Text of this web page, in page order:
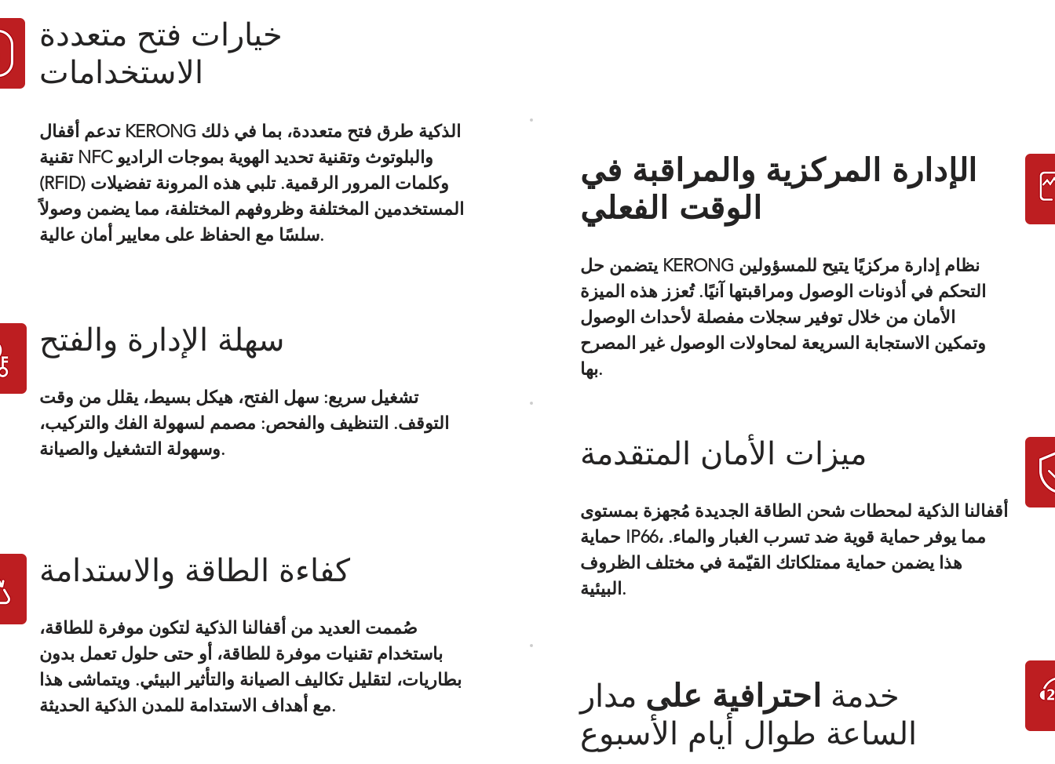
خيارات فتح متعددة
الاستخدامات
تدعم أقفال KERONG الذكية طرق فتح متعددة، بما في ذلك
تقنية NFC والبلوتوث وتقنية تحديد الهوية بموجات الراديو
(RFID) وكلمات المرور الرقمية. تلبي هذه المرونة تفضيلات
المستخدمين المختلفة وظروفهم المختلفة، مما يضمن وصولاً
سلسًا مع الحفاظ على معايير أمان عالية.
سهلة الإدارة والفتح
تشغيل سريع: سهل الفتح، هيكل بسيط، يقلل من وقت
التوقف. التنظيف والفحص: مصمم لسهولة الفك والتركيب،
وسهولة التشغيل والصيانة.
كفاءة الطاقة والاستدامة
صُممت العديد من أقفالنا الذكية لتكون موفرة للطاقة،
باستخدام تقنيات موفرة للطاقة، أو حتى حلول تعمل بدون
بطاريات، لتقليل تكاليف الصيانة والتأثير البيئي. ويتماشى هذا
مع أهداف الاستدامة للمدن الذكية الحديثة.
الإدارة المركزية والمراقبة في
الوقت الفعلي
يتضمن حل KERONG نظام إدارة مركزيًا يتيح للمسؤولين
التحكم في أذونات الوصول ومراقبتها آنيًا. تُعزز هذه الميزة
الأمان من خلال توفير سجلات مفصلة لأحداث الوصول
وتمكين الاستجابة السريعة لمحاولات الوصول غير المصرح
بها.
ميزات الأمان المتقدمة
أقفالنا الذكية لمحطات شحن الطاقة الجديدة مُجهزة بمستوى
حماية IP66، مما يوفر حماية قوية ضد تسرب الغبار والماء.
هذا يضمن حماية ممتلكاتك القيّمة في مختلف الظروف
البيئية.
خدمة احترافية على مدار
الساعة طوال أيام الأسبوع